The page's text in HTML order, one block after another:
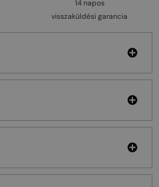
14 napos
visszaküldési garancia